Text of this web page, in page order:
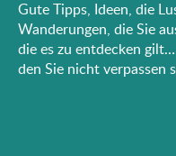
Gute Tipps, Ideen, die
Wanderungen, die Sie
die es zu entdecken
den Sie nicht verpassen